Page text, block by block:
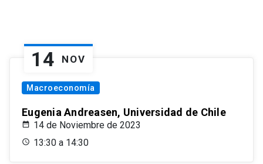
14 NOV
Macroeconomía
Eugenia Andreasen, Universidad de Chile
14 de Noviembre de 2023
13:30 a 14:30